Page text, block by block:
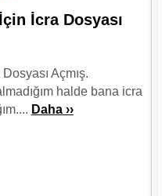
İcra Dosyası
Açmış.
halde bana icra
Daha ››